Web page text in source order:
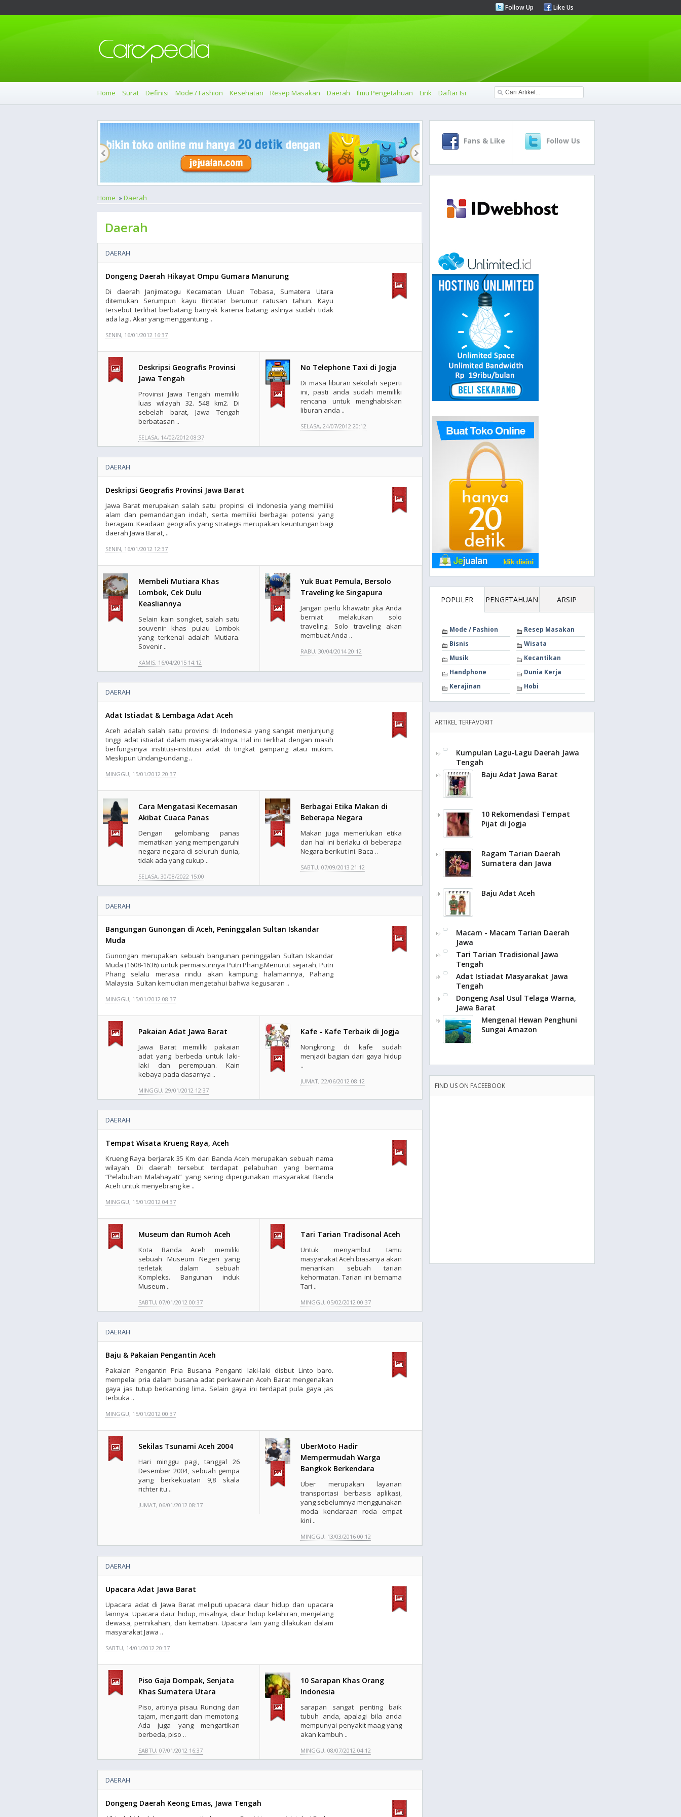
Follow Up Like Us
Home Surat Definisi Mode / Fashion Kesehatan Resep Masakan Daerah Ilmu Pengetahuan Lirik Daftar Isi
Home »Daerah
Daerah
DAERAH
Dongeng Daerah Hikayat Ompu Gumara Manurung
Di daerah Janjimatogu Kecamatan Uluan Tobasa, Sumatera Utara
ditemukan Serumpun kayu Bintatar berumur ratusan tahun. Kayu
tersebut terlihat berbatang banyak karena batang aslinya sudah tidak
ada lagi. Akar yang menggantung ..
SENIN, 16/01/2012 16:37
Deskripsi Geografis Provinsi
Jawa Tengah
Provinsi Jawa Tengah memiliki
luas wilayah 32. 548 km2. Di
sebelah barat, Jawa Tengah
berbatasan ..
SELASA, 14/02/2012 08:37
No Telephone Taxi di Jogja
Di masa liburan sekolah seperti
ini, pasti anda sudah memiliki
rencana untuk menghabiskan
liburan anda ..
SELASA, 24/07/2012 20:12
DAERAH
Deskripsi Geografis Provinsi Jawa Barat
Jawa Barat merupakan salah satu propinsi di Indonesia yang memiliki
alam dan pemandangan indah, serta memiliki berbagai potensi yang
beragam. Keadaan geografis yang strategis merupakan keuntungan bagi
daerah Jawa Barat, ..
SENIN, 16/01/2012 12:37
Membeli Mutiara Khas
Lombok, Cek Dulu
Keasliannya
Selain kain songket, salah satu
souvenir khas pulau Lombok
yang terkenal adalah Mutiara.
Sovenir ..
KAMIS, 16/04/2015 14:12
Yuk Buat Pemula, Bersolo
Traveling ke Singapura
Jangan perlu khawatir jika Anda
berniat melakukan solo
traveling. Solo traveling akan
membuat Anda ..
RABU, 30/04/2014 20:12
DAERAH
Adat Istiadat & Lembaga Adat Aceh
Aceh adalah salah satu provinsi di Indonesia yang sangat menjunjung
tinggi adat istiadat dalam masyarakatnya. Hal ini terlihat dengan masih
berfungsinya institusi-institusi adat di tingkat gampang atau mukim.
Meskipun Undang-undang ..
MINGGU, 15/01/2012 20:37
Cara Mengatasi Kecemasan
Akibat Cuaca Panas
Dengan gelombang panas
mematikan yang mempengaruhi
negara-negara di seluruh dunia,
tidak ada yang cukup ..
SELASA, 30/08/2022 15:00
Berbagai Etika Makan di
Beberapa Negara
Makan juga memerlukan etika
dan hal ini berlaku di beberapa
Negara berikut ini. Baca ..
SABTU, 07/09/2013 21:12
DAERAH
Bangungan Gunongan di Aceh, Peninggalan Sultan Iskandar
Muda
Gunongan merupakan sebuah bangunan peninggalan Sultan Iskandar
Muda (1608-1636) untuk permaisurinya Putri Phang.Menurut sejarah, Putri
Phang selalu merasa rindu akan kampung halamannya, Pahang
Malaysia. Sultan kemudian mengetahui bahwa kegusaran ..
MINGGU, 15/01/2012 08:37
Pakaian Adat Jawa Barat
Jawa Barat memiliki pakaian
adat yang berbeda untuk laki-
laki dan perempuan. Kain
kebaya pada dasarnya ..
MINGGU, 29/01/2012 12:37
Kafe - Kafe Terbaik di Jogja
Nongkrong di kafe sudah
menjadi bagian dari gaya hidup
..
JUMAT, 22/06/2012 08:12
DAERAH
Tempat Wisata Krueng Raya, Aceh
Krueng Raya berjarak 35 Km dari Banda Aceh merupakan sebuah nama
wilayah. Di daerah tersebut terdapat pelabuhan yang bernama
“Pelabuhan Malahayati” yang sering dipergunakan masyarakat Banda
Aceh untuk menyebrang ke ..
MINGGU, 15/01/2012 04:37
Museum dan Rumoh Aceh
Kota Banda Aceh memiliki
sebuah Museum Negeri yang
terletak dalam sebuah
Kompleks. Bangunan induk
Museum ..
SABTU, 07/01/2012 00:37
Tari Tarian Tradisonal Aceh
Untuk menyambut tamu
masyarakat Aceh biasanya akan
menarikan sebuah tarian
kehormatan. Tarian ini bernama
Tari ..
MINGGU, 05/02/2012 00:37
DAERAH
Baju & Pakaian Pengantin Aceh
Pakaian Pengantin Pria Busana Penganti laki-laki disbut Linto baro.
mempelai pria dalam busana adat perkawinan Aceh Barat mengenakan
gaya jas tutup berkancing lima. Selain gaya ini terdapat pula gaya jas
terbuka ..
MINGGU, 15/01/2012 00:37
Sekilas Tsunami Aceh 2004
Hari minggu pagi, tanggal 26
Desember 2004, sebuah gempa
yang berkekuatan 9,8 skala
richter itu ..
JUMAT, 06/01/2012 08:37
UberMoto Hadir
Mempermudah Warga
Bangkok Berkendara
Uber merupakan layanan
transportasi berbasis aplikasi,
yang sebelumnya menggunakan
moda kendaraan roda empat
kini ..
MINGGU, 13/03/2016 00:12
DAERAH
Upacara Adat Jawa Barat
Upacara adat di Jawa Barat meliputi upacara daur hidup dan upacara
lainnya. Upacara daur hidup, misalnya, daur hidup kelahiran, menjelang
dewasa, pernikahan, dan kematian. Upacara lain yang dilakukan dalam
masyarakat Jawa ..
SABTU, 14/01/2012 20:37
Piso Gaja Dompak, Senjata
Khas Sumatera Utara
Piso, artinya pisau. Runcing dan
tajam, mengarit dan memotong.
Ada juga yang mengartikan
berbeda, piso ..
SABTU, 07/01/2012 16:37
10 Sarapan Khas Orang
Indonesia
sarapan sangat penting baik
tubuh anda, apalagi bila anda
mempunyai penyakit maag yang
akan kambuh ..
MINGGU, 08/07/2012 04:12
DAERAH
Dongeng Daerah Keong Emas, Jawa Tengah
Fans & Like Follow Us
POPULER PENGETAHUAN ARSIP
Mode / Fashion
Resep Masakan
Bisnis
Wisata
Musik
Kecantikan
Handphone
Dunia Kerja
Kerajinan
Hobi
ARTIKEL TERFAVORIT
Kumpulan Lagu-Lagu Daerah Jawa
Tengah
Baju Adat Jawa Barat
10 Rekomendasi Tempat
Pijat di Jogja
Ragam Tarian Daerah
Sumatera dan Jawa
Baju Adat Aceh
Macam - Macam Tarian Daerah
Jawa
Tari Tarian Tradisional Jawa
Tengah
Adat Istiadat Masyarakat Jawa
Tengah
Dongeng Asal Usul Telaga Warna,
Jawa Barat
Mengenal Hewan Penghuni
Sungai Amazon
FIND US ON FACEEBOOK